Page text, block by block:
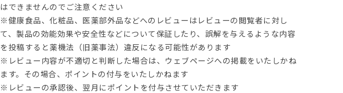
はできませんのでご注意ください
※健康食品、化粧品、医薬部外品などへのレビューはレビューの閲覧者に対し
て、製品の効能効果や安全性などについて保証したり、誤解を与えるような内容
を投稿すると薬機法（旧薬事法）違反になる可能性があります
※レビュー内容が不適切と判断した場合は、ウェブページへの掲載をいたしかね
ます。その場合、ポイントの付与をいたしかねます
※レビューの承認後、翌月にポイントを付与させていただきます